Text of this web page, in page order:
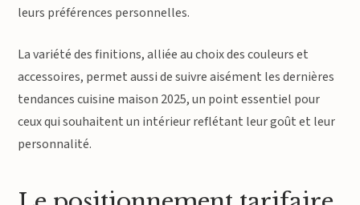
leurs préférences personnelles.
La variété des finitions, alliée au choix des couleurs et
accessoires, permet aussi de suivre aisément les dernières
tendances cuisine maison 2025, un point essentiel pour
ceux qui souhaitent un intérieur reflétant leur goût et leur
personnalité.